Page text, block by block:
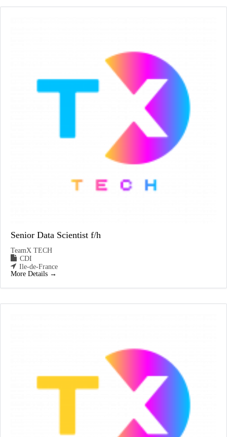
Senior Data Scientist f/h
TeamX TECH
CDI
Ile-de-France
More Details